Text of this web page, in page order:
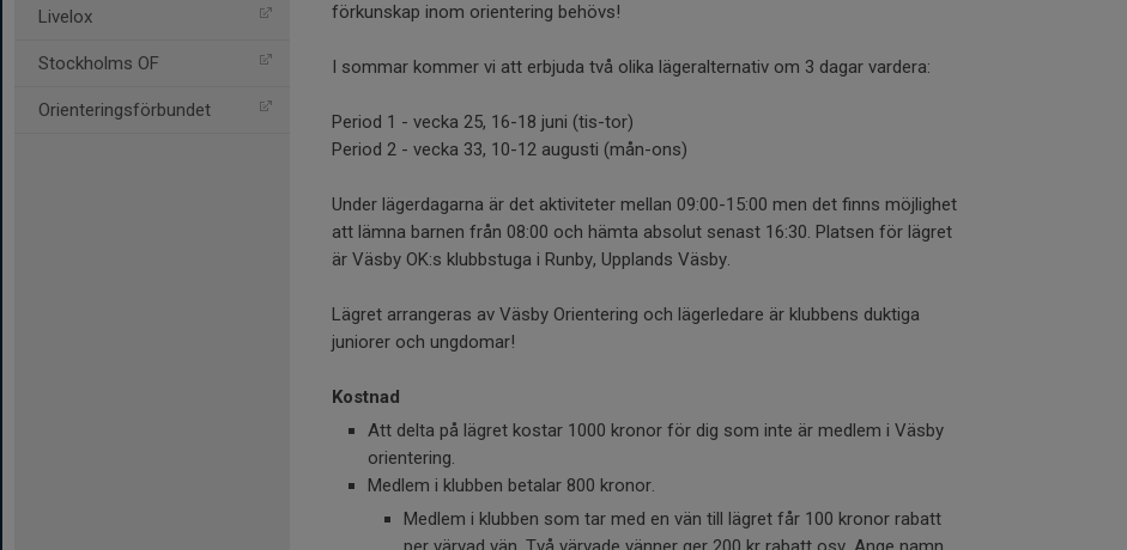
Livelox
Stockholms OF
Orienteringsförbundet
förkunskap inom orientering behövs!
I sommar kommer vi att erbjuda två olika lägeralternativ om 3 dagar vardera:
Period 1 - vecka 25, 16-18 juni (tis-tor)
Period 2 - vecka 33, 10-12 augusti (mån-ons)
Under lägerdagarna är det aktiviteter mellan 09:00-15:00 men det finns möjlighet
att lämna barnen från 08:00 och hämta absolut senast 16:30. Platsen för lägret
är Väsby OK:s klubbstuga i Runby, Upplands Väsby.
Lägret arrangeras av Väsby Orientering och lägerledare är klubbens duktiga
juniorer och ungdomar!
Kostnad
Att delta på lägret kostar 1000 kronor för dig som inte är medlem i Väsby
orientering.
Medlem i klubben betalar 800 kronor.
Medlem i klubben som tar med en vän till lägret får 100 kronor rabatt